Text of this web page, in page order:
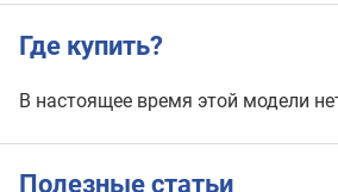
Где купить?
В настоящее время этой модели
Полезные статьи